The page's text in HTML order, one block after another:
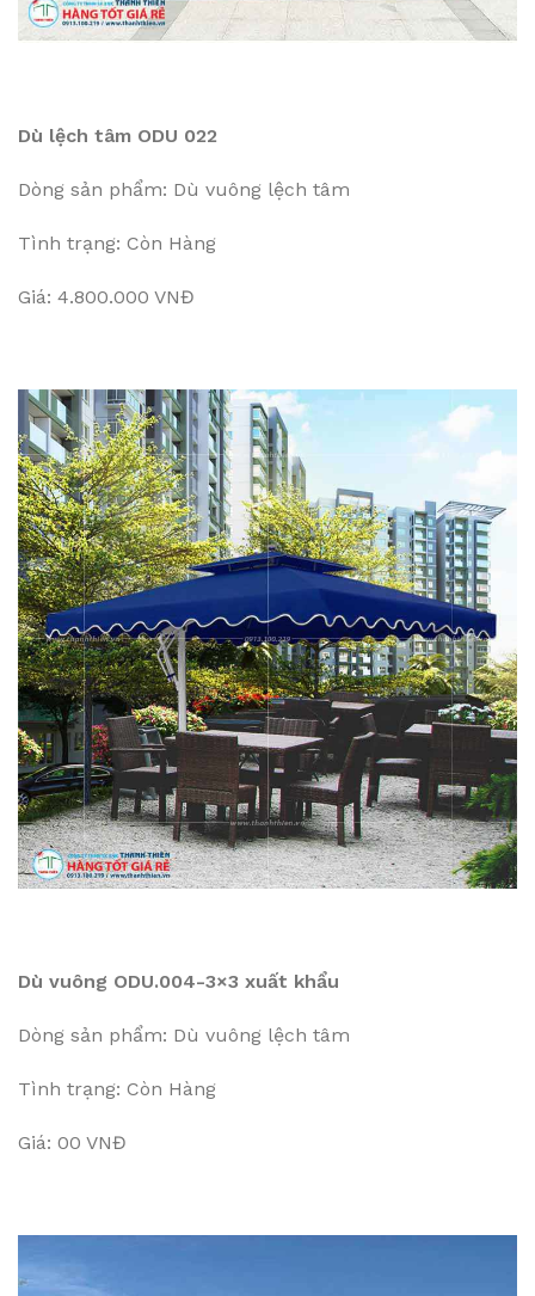
Dù lệch tâm ODU 022
Dòng sản phẩm: Dù vuông lệch tâm
Tình trạng: Còn Hàng
Giá: 4.800.000 VNĐ
Dù vuông ODU.004-3×3 xuất khẩu
Dòng sản phẩm: Dù vuông lệch tâm
Tình trạng: Còn Hàng
Giá: 00 VNĐ